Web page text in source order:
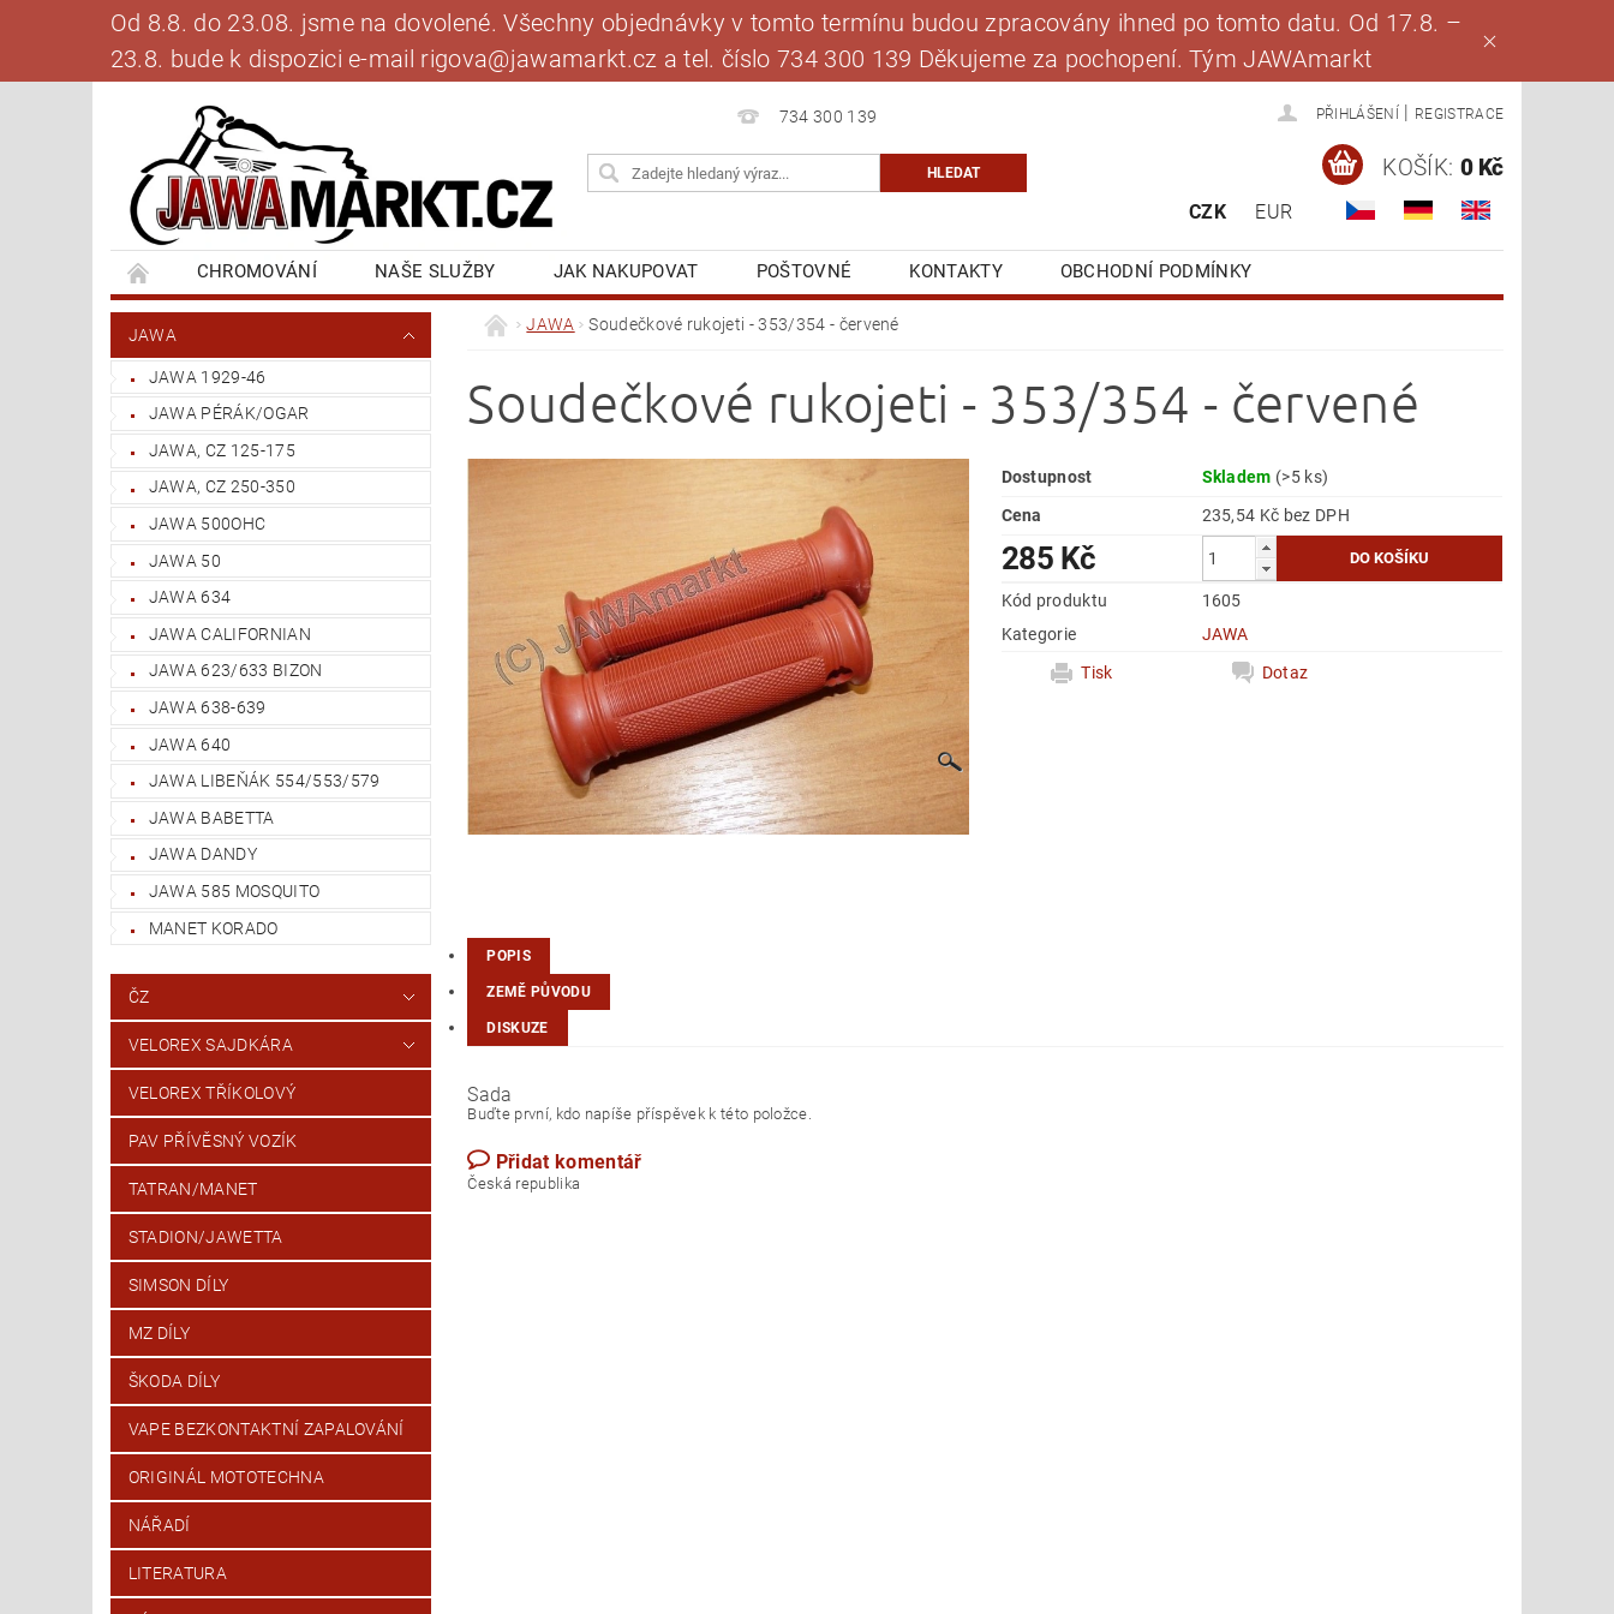
Od 8.8. do 23.08. jsme na dovolené. Všechny objednávky v tomto termínu budou zpracovány ihned po tomto datu. Od 17.8. –
23.8. bude k dispozici e-mail rigova@jawamarkt.cz a tel. číslo 734 300 139 Děkujeme za pochopení. Tým JAWAmarkt
734 300 139 PŘIHLÁŠENÍ REGISTRACE
CZK EUR
KOŠÍK: 0 Kč
CHROMOVÁNÍ NAŠE SLUŽBY JAK NAKUPOVAT POŠTOVNÉ KONTAKTY
OBCHODNÍ PODMÍNKY
BANKOVNÍ SPOJENÍ
NAPIŠTE NÁM BLOG MOJE OBJEDNÁVKA
JAWA
JAWA 1929-46
JAWA PÉRÁK/OGAR
JAWA, CZ 125-175
JAWA, CZ 250-350
JAWA 500OHC
JAWA 50
JAWA 634
JAWA CALIFORNIAN
JAWA 623/633 BIZON
JAWA 638-639
JAWA 640
JAWA LIBEŇÁK 554/553/579
JAWA BABETTA
JAWA DANDY
JAWA 585 MOSQUITO
MANET KORADO
ČZ
VELOREX SAJDKÁRA
VELOREX TŘÍKOLOVÝ
PAV PŘÍVĚSNÝ VOZÍK
TATRAN/MANET
STADION/JAWETTA
SIMSON DÍLY
MZ DÍLY
ŠKODA DÍLY
VAPE BEZKONTAKTNÍ ZAPALOVÁNÍ
ORIGINÁL MOTOTECHNA
NÁŘADÍ
LITERATURA
JAWA Soudečkové rukojeti - 353/354 - červené
Soudečkové rukojeti - 353/354 - červené
Dostupnost Skladem (>5 ks)
Cena
235,54 Kč bez DPH
285 Kč
Kód produktu
1605
Kategorie
JAWA
Tisk
Dotaz
POPIS
ZEMĚ PŮVODU
DISKUZE
Sada
Buďte první, kdo napíše příspěvek k této položce.
Přidat komentář
Česká republika